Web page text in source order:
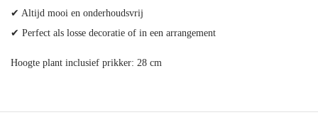
✔ Altijd mooi en onderhoudsvrij
✔ Perfect als losse decoratie of in een arrangement
Hoogte plant inclusief prikker: 28 cm